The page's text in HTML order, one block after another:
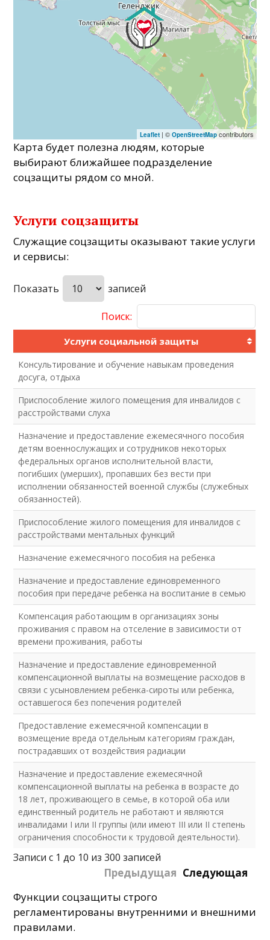
Leaflet| © OpenStreetMapcontributors
Карта будет полезна людям, которые
выбирают ближайшее подразделение
соцзащиты рядом со мной.
Услуги соцзащиты
Служащие соцзащиты оказывают такие услуги
и сервисы:
Показать записей
Поиск:
Услуги социальной защиты
Консультирование и обучение навыкам проведения
досуга, отдыха
Приспособление жилого помещения для инвалидов с
расстройствами слуха
Назначение и предоставление ежемесячного пособия
детям военнослужащих и сотрудников некоторых
федеральных органов исполнительной власти,
погибших (умерших), пропавших без вести при
исполнении обязанностей военной службы (служебных
обязанностей).
Приспособление жилого помещения для инвалидов с
расстройствами ментальных функций
Назначение ежемесячного пособия на ребенка
Назначение и предоставление единовременного
пособия при передаче ребенка на воспитание в семью
Компенсация работающим в организациях зоны
проживания с правом на отселение в зависимости от
времени проживания, работы
Назначение и предоставление единовременной
компенсационной выплаты на возмещение расходов в
связи с усыновлением ребенка-сироты или ребенка,
оставшегося без попечения родителей
Предоставление ежемесячной компенсации в
возмещение вреда отдельным категориям граждан,
пострадавших от воздействия радиации
Назначение и предоставление ежемесячной
компенсационной выплаты на ребенка в возрасте до
18 лет, проживающего в семье, в которой оба или
единственный родитель не работают и являются
инвалидами I или II группы (или имеют III или II степень
ограничения способности к трудовой деятельности).
Записи с 1 до 10 из 300 записей
Предыдущая Следующая
Функции соцзащиты строго
регламентированы внутренними и внешними
правилами.